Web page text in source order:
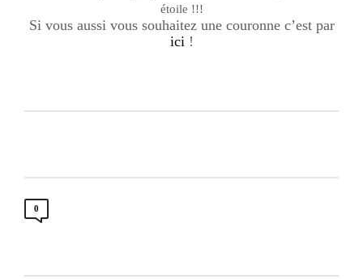
étoile !!!
Si vous aussi vous souhaitez une couronne c’est par
ici !
0